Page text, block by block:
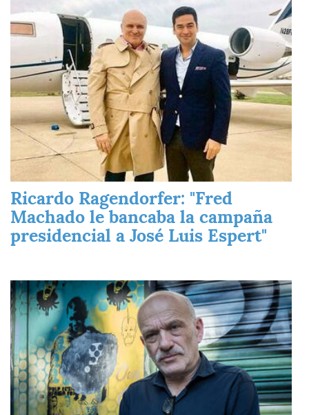
Ricardo Ragendorfer: "Fred
Machado le bancaba la campaña
presidencial a José Luis Espert"
Imagen